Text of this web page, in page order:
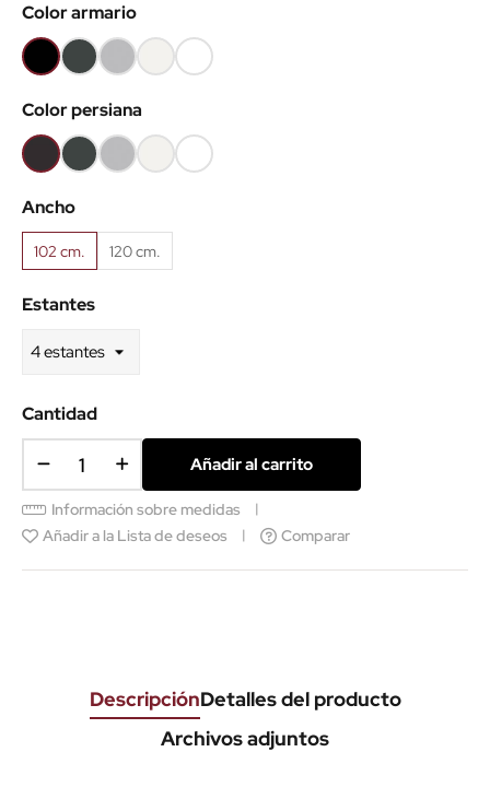
Color armario
Negro
RAL9005
Gris
grafito
RAL7016
Gris
RAL7035
Blanco
RAL9010
Súper
blanco
Color persiana
Negro
RAL9005
Gris
grafito
RAL7016
Gris
RAL7035
Blanco
RAL9010
Súper
blanco
Ancho
102 cm. 120 cm.
Estantes
Cantidad
Añadir al carrito
Información sobre medidas
Añadir a la Lista de deseos
Comparar
DescripciónDetalles del producto
Archivos adjuntos